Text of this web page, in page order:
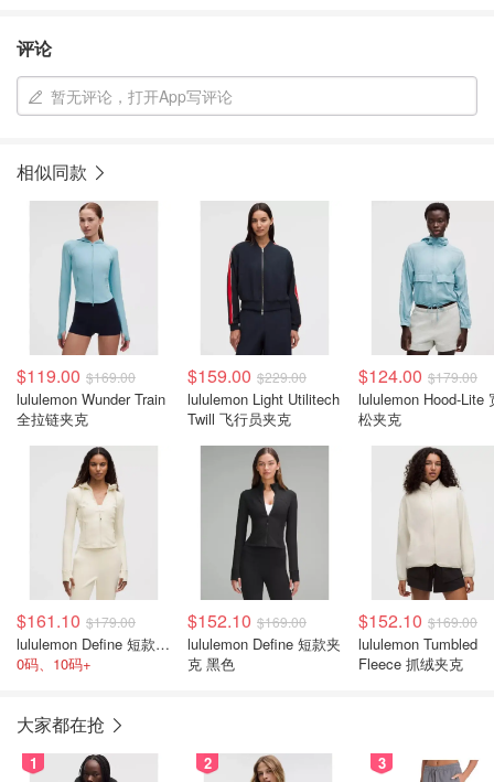
评论
暂无评论，打开App写评论
相似同款
$119.00 $169.00
lululemon Wunder Train
全拉链夹克
$159.00 $229.00
lululemon Light Utilitech
Twill 飞行员夹克
$124.00 $179.00
lululemon Hood-Lite
松夹克
$161.10 $179.00
lululemon Define 短款连帽夹克 象牙白
0码、10码+
$152.10 $169.00
lululemon Define 短款夹
克 黑色
$152.10 $169.00
lululemon Tumbled
Fleece 抓绒夹克
大家都在抢
1 2 3